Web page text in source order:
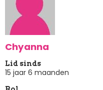
Chyanna
Lid sinds
15 jaar 6 maanden